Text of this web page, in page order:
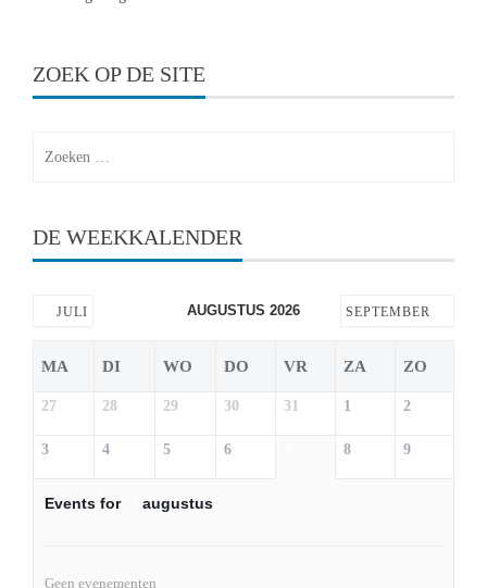
ZOEK OP DE SITE
DE WEEKKALENDER
JULI AUGUSTUS 2026 SEPTEMBER
MA DI WO DO VR ZA ZO
27 28 29 30 31 1 2
3 4 5 6 8 9
Events for augustus
Geen evenementen